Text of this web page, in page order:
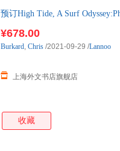
预订High Tide, A Surf
¥678.00
上海外文书店旗舰店
Burkard, Chris /2021-09-29 /Lannoo
收藏